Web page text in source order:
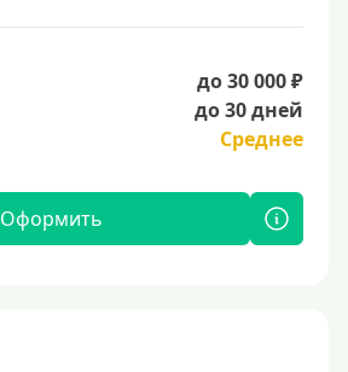
до 30 000 ₽
до 30 дней
Среднее
Оформить